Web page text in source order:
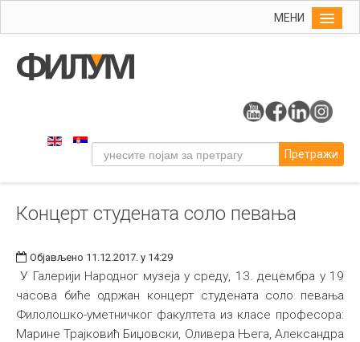
МЕНИ
Упис
Уметност
Музичка уметност
Галерија
Издаваштво
Претражи
Концерт студената соло певања
Објављено 11.12.2017. у 14:29
У Галерији Народног музеја у среду, 13. децембра у 19
часова биће одржан концерт студената соло певања
Филолошко-уметничког факултета из класе професора:
Марине Трајковић Биџовски, Оливера Њега, Александра